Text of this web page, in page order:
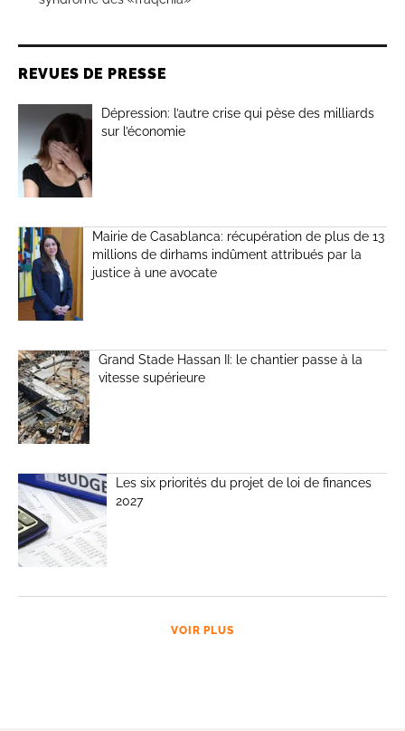
REVUES DE PRESSE
Dépression: l’autre crise qui pèse des milliards
sur l’économie
Mairie de Casablanca: récupération de plus de 13
millions de dirhams indûment attribués par la
justice à une avocate
Grand Stade Hassan II: le chantier passe à la
vitesse supérieure
Les six priorités du projet de loi de finances
2027
VOIR PLUS